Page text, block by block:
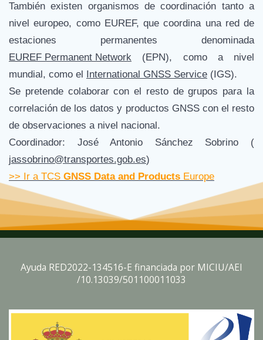
También existen organismos de coordinación tanto a
nivel europeo, como EUREF, que coordina una red de
estaciones permanentes denominada
EUREF Permanent Network (EPN), como a nivel
mundial, como el International GNSS Service (IGS).
Se pretende colaborar con el resto de grupos para la
correlación de los datos y productos GNSS con el resto
de observaciones a nivel nacional.
Coordinador: José Antonio Sánchez Sobrino (
jassobrino@transportes.gob.es)
>> Ir a TCS GNSS Data and Products Europe
Ayuda RED2022-134516-E financiada por MICIU/AEI
/10.13039/501100011033